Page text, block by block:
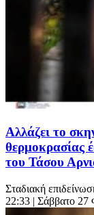
Αλλάζει το
θερμοκρασίας
του Τάσου
Σταδιακή
22:33 | Σάββατο 27